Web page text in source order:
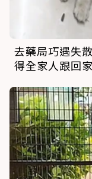
去藥局巧遇失
得全家人跟回